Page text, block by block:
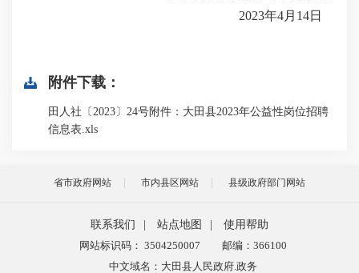
2023年4月14日
附件下载：
田人社〔2023〕24号附件：大田县2023年公益性岗位招聘
信息表.xls
省市政府网站 市内县区网站 县级政府部门网站
联系我们 站点地图
使用帮助
网站标识码： 3504250007
邮编：366100
中文域名：大田县人民政府.政务